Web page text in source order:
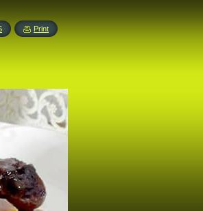
Print